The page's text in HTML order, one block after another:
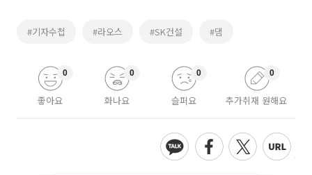
#기자수첩 #라오스 #SK건설 #댐
좋아요
0
화나요
0
슬퍼요
0
추가취재 원해요
0